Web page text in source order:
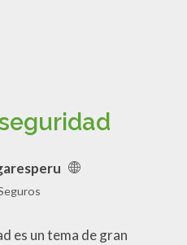
es un tema de gran